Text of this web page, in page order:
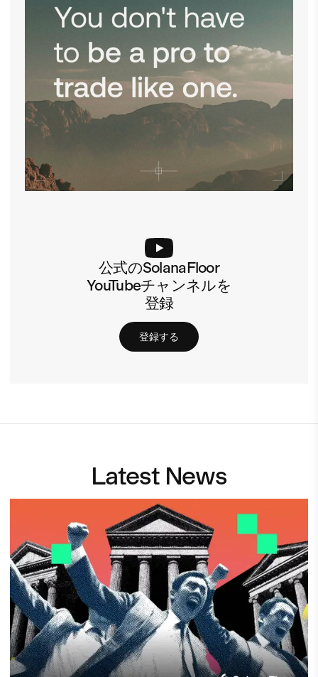
公式のSolanaFloor
YouTubeチャンネルを
登録
登録する
Latest News